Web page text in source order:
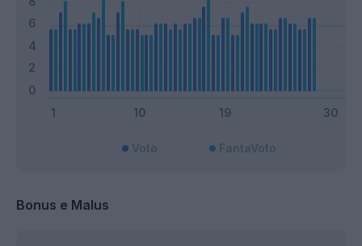
Bonus e Malus